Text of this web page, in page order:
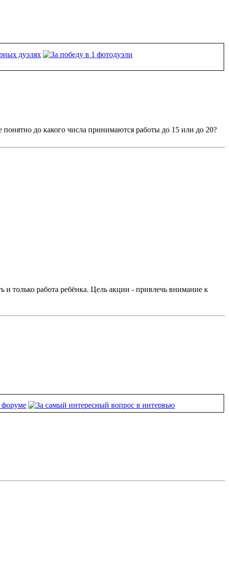
понятно до какого числа принимаются работы до 15 или до 20?
и только работа ребёнка. Цель акции - привлечь внимание к